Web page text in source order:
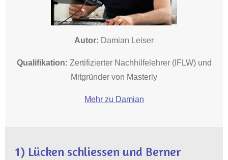
Autor: Damian Leiser
Qualifikation: Zertifizierter Nachhilfelehrer (IFLW) und
Mitgründer von Masterly
Mehr zu Damian
1) Lücken schliessen und Berner